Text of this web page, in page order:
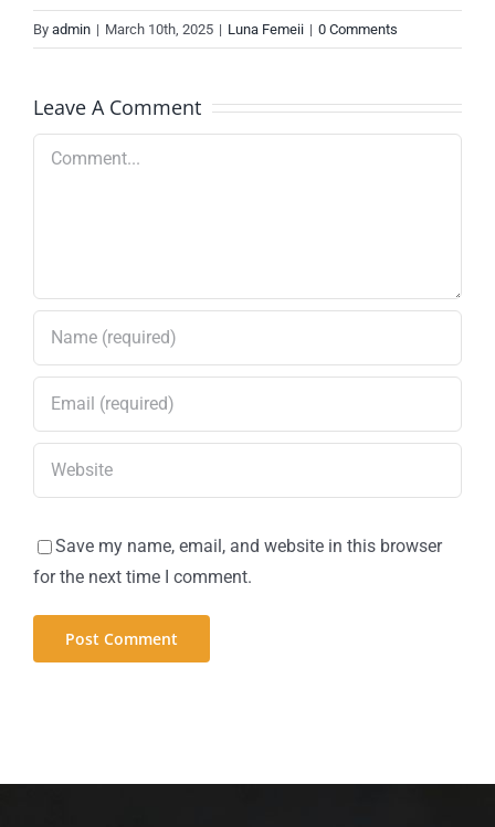
By admin | March 10th, 2025 | Luna Femeii | 0 Comments
Leave A Comment
Comment
Save my name, email, and website in this browser
for the next time I comment.